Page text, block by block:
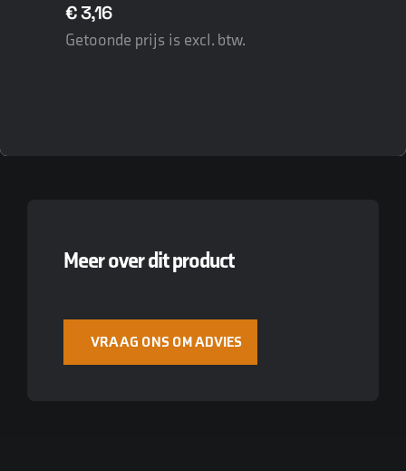
€3,16
Getoonde prijs is excl. btw.
Meer over dit product
VRAAG ONS OM ADVIES